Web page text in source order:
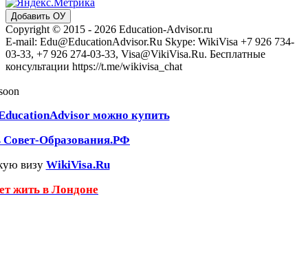
Добавить ОУ
Copyright © 2015 - 2026 Education-Advisor.ru
E-mail: Edu@EducationAdvisor.Ru Skype: WikiVisa +7 926 734-
03-33, +7 926 274-03-33, Visa@VikiVisa.Ru. Бесплатные
консультации https://t.me/wikivisa_chat
можно купить
Совет-Образования.РФ
визу WikiVisa.Ru
жить в Лондоне